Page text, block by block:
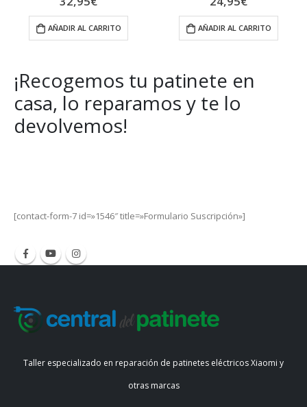
AÑADIR AL CARRITO SELECCIONAR OPCIONES
¡Recogemos tu patinete en
casa, lo reparamos y te lo
devolvemos!
[contact-form-7 id=»1546″ title=»Formulario Suscripción»]
Taller especializado en reparación de patinetes eléctricos Xiaomi y
otras marcas